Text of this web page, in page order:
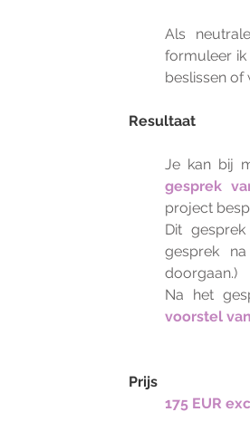
Als
formuleer ik
beslissen of
Resultaat
Je kan bij
gesprek
project
Dit
gesprek
doorgaan.)
Na het
voorstel
Prijs
175 EUR